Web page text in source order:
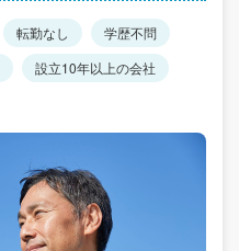
転勤なし
学歴不問
設立10年以上の会社